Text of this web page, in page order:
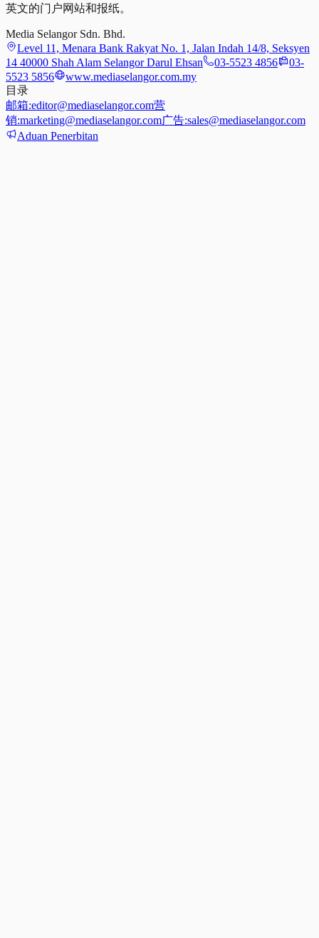
英文的门户网站和报纸。
Media Selangor Sdn. Bhd.
Level 11, Menara Bank Rakyat No. 1, Jalan Indah 14/8, Seksyen
14 40000 Shah Alam Selangor Darul Ehsan
03-5523 4856
03-
5523 5856
www.mediaselangor.com.my
目录
邮箱:editor@mediaselangor.com营
销:marketing@mediaselangor.com广告:sales@mediaselangor.com
Aduan Penerbitan